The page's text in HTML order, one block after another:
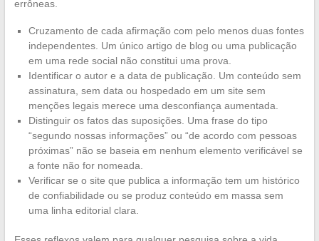
errôneas.
Cruzamento de cada afirmação com pelo menos duas fontes
independentes. Um único artigo de blog ou uma publicação
em uma rede social não constitui uma prova.
Identificar o autor e a data de publicação. Um conteúdo sem
assinatura, sem data ou hospedado em um site sem
menções legais merece uma desconfiança aumentada.
Distinguir os fatos das suposições. Uma frase do tipo
“segundo nossas informações” ou “de acordo com pessoas
próximas” não se baseia em nenhum elemento verificável se
a fonte não for nomeada.
Verificar se o site que publica a informação tem um histórico
de confiabilidade ou se produz conteúdo em massa sem
uma linha editorial clara.